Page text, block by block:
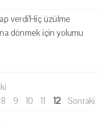
verdi'Hiç üzülme
dönmek için yolumu
8 9 10 11 12
Sonraki